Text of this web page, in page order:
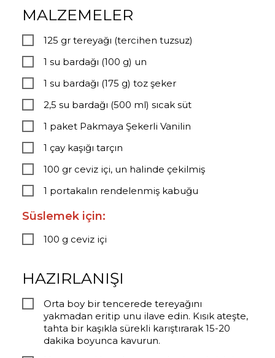
MALZEMELER
125 gr tereyağı (tercihen tuzsuz)
1 su bardağı (100 g) un
1 su bardağı (175 g) toz şeker
2,5 su bardağı (500 ml) sıcak süt
1 paket Pakmaya Şekerli Vanilin
1 çay kaşığı tarçın
100 gr ceviz içi, un halinde çekilmiş
1 portakalın rendelenmiş kabuğu
Süslemek için:
100 g ceviz içi
HAZIRLANIŞI
Orta boy bir tencerede tereyağını
yakmadan eritip unu ilave edin. Kısık ateşte,
tahta bir kaşıkla sürekli karıştırarak 15-20
dakika boyunca kavurun.